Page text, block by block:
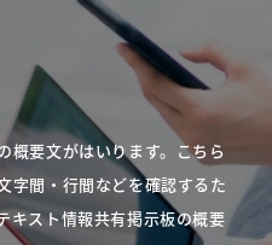
概要文がはいります。こちら
字間・行間などを確認するた
キスト情報共有掲示板の概要